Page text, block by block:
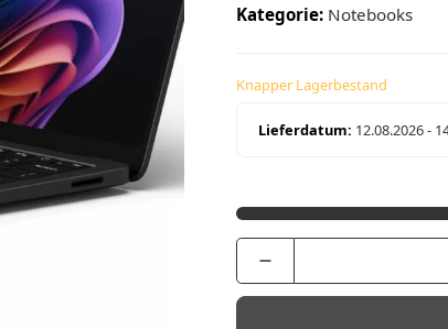
Kategorie: Notebooks
Knapper Lagerbestand
Lieferdatum: 12.08.2026 -